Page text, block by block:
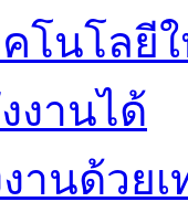
ทคโนโล
งานได้
านด้วย